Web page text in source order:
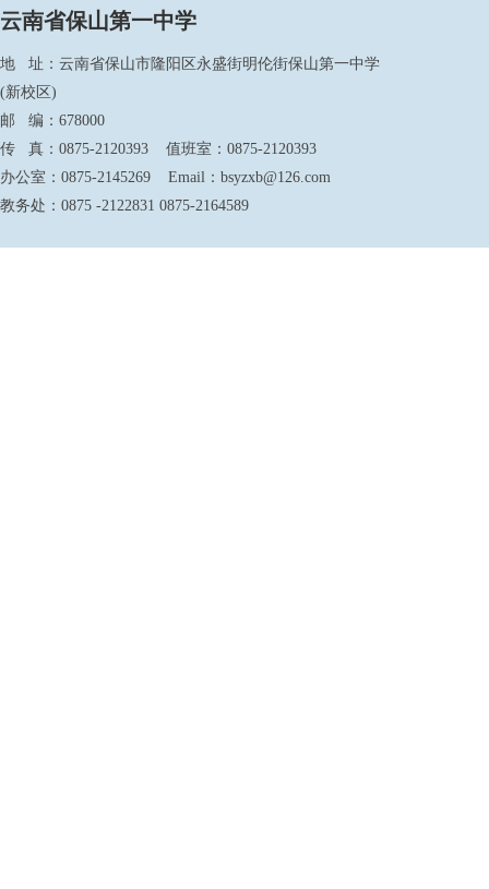
云南省保山第一中学
地 址：云南省保山市隆阳区永盛街明伦街保山第一中学
(新校区)
邮 编：678000
传 真：0875-2120393 值班室：0875-2120393
办公室：0875-2145269 Email：bsyzxb@126.com
教务处：0875 -2122831 0875-2164589